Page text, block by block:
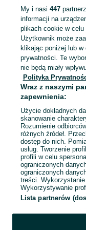
KATEGORIA
Mapa kategorii
Mapa miejscowości
Mapa ministron
Popularne wyszukiwania
My i nasi 447
informacji na
plikach cookie w celu
Użytkownik może
klikając poniżej lub
prywatności. Te
nie będą miały
Polityka
Wraz z naszymi
zapewnienia:
Użycie dokładnych
skanowanie
Rozumienie
różnych źródeł.
dostęp do nich.
usług. Tworzenie
profili w celu
ograniczonych
ograniczonych
treści.
Wykorzystywanie
Lista partnerów